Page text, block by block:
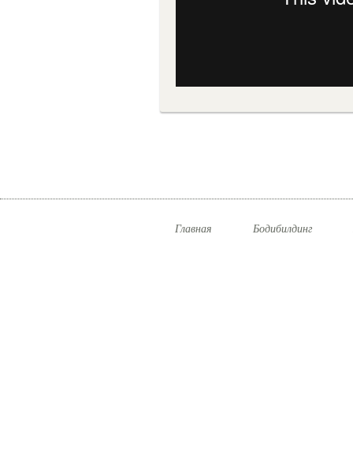
Главная Бодибилдинг